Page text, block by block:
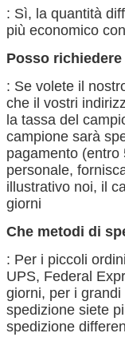
: Sì, la quantità
più economico
Posso
: Se volete il
che il vostri
la tassa del
campione sarà
pagamento
personale,
illustrativo noi, il
giorni
Che metodi di
: Per i piccoli
UPS, Federal
giorni, per i
spedizione siete
spedizione